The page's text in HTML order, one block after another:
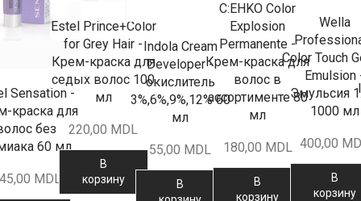
Sensation -
краска для
без
60 мл
MDL
Estel Prince+Color
for Grey Hair -
Крем-краска для
седых волос 100
мл
220,00 MDL
В
корзину
Indola Cream
Developer -
окислитель
3%,6%,9%,12% 60
мл
55,00 MDL
В
C:EHKO Color
Explosion
Permanente -
Крем-краска для
волос в
ассортименте 80
мл
180,00 MDL
В
корзину
Wella
Color Touch
Emulsion
Эмульсия
1000 мл
400,00
В
корзину